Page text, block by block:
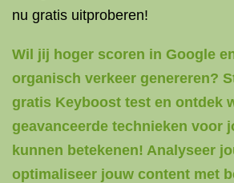
nu gratis uitproberen!
Wil jij hoger scoren in Google
organisch verkeer genereren?
gratis Keyboost test en ontdek
geavanceerde technieken voor
kunnen betekenen! Analyseer
optimaliseer jouw content met